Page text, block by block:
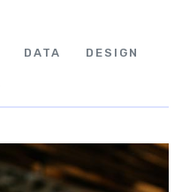
DATA DESIGN